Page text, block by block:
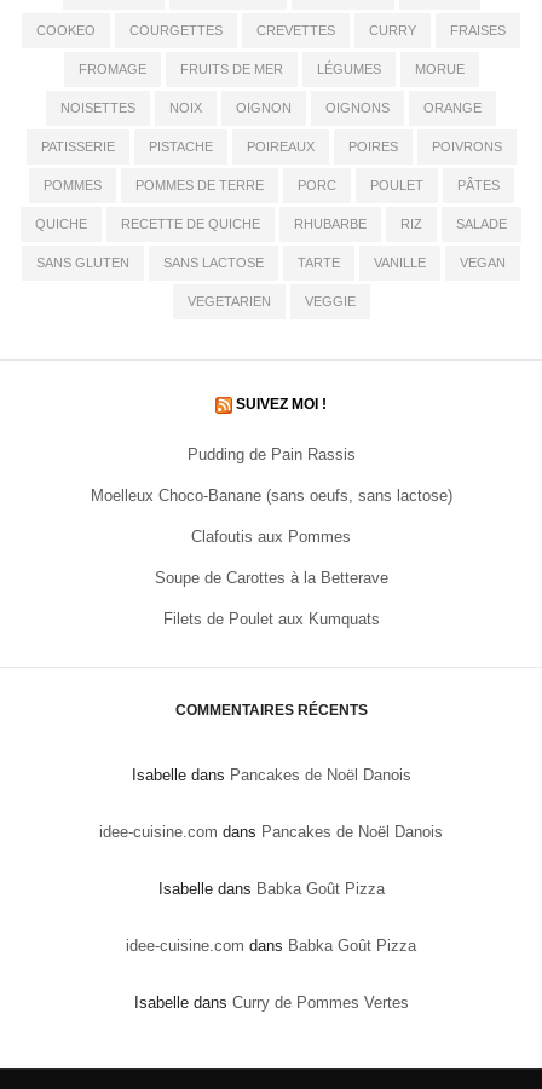
COOKEO COURGETTES CREVETTES CURRY FRAISES
FROMAGE FRUITS DE MER LÉGUMES MORUE
NOISETTES NOIX OIGNON OIGNONS ORANGE
PATISSERIE PISTACHE POIREAUX POIRES POIVRONS
POMMES POMMES DE TERRE PORC POULET PÂTES
QUICHE RECETTE DE QUICHE RHUBARBE RIZ SALADE
SANS GLUTEN SANS LACTOSE TARTE VANILLE VEGAN
VEGETARIEN VEGGIE
SUIVEZ MOI !
Pudding de Pain Rassis
Moelleux Choco-Banane (sans oeufs, sans lactose)
Clafoutis aux Pommes
Soupe de Carottes à la Betterave
Filets de Poulet aux Kumquats
COMMENTAIRES RÉCENTS
Isabelledans Pancakes de Noël Danois
idee-cuisine.com dans Pancakes de Noël Danois
Isabelledans Babka Goût Pizza
idee-cuisine.com dans Babka Goût Pizza
Isabelledans Curry de Pommes Vertes